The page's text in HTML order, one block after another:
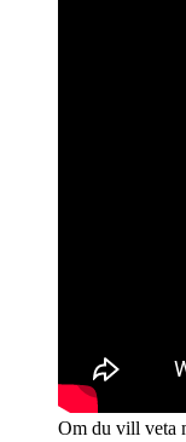
Om du vill veta